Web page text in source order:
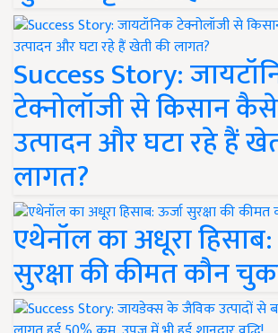
Success Story:
टेक्नोलॉजी से किसान
उत्पादन और घटा रहे हैं
लागत?
एथेनॉल का अधूरा हिसाब:
सुरक्षा की कीमत कौन